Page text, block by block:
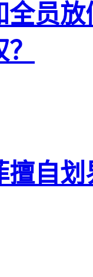
全员
擅自